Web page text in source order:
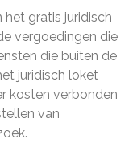
het gratis juridisch
vergoedingen die
die buiten de
juridisch loket
kosten verbonden
van